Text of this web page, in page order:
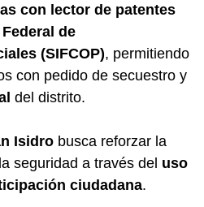
con lector de patentes
de
(SIFCOP), permitiendo
con pedido de secuestro y
del distrito.
Isidro busca reforzar la
seguridad a través del uso
ciudadana.